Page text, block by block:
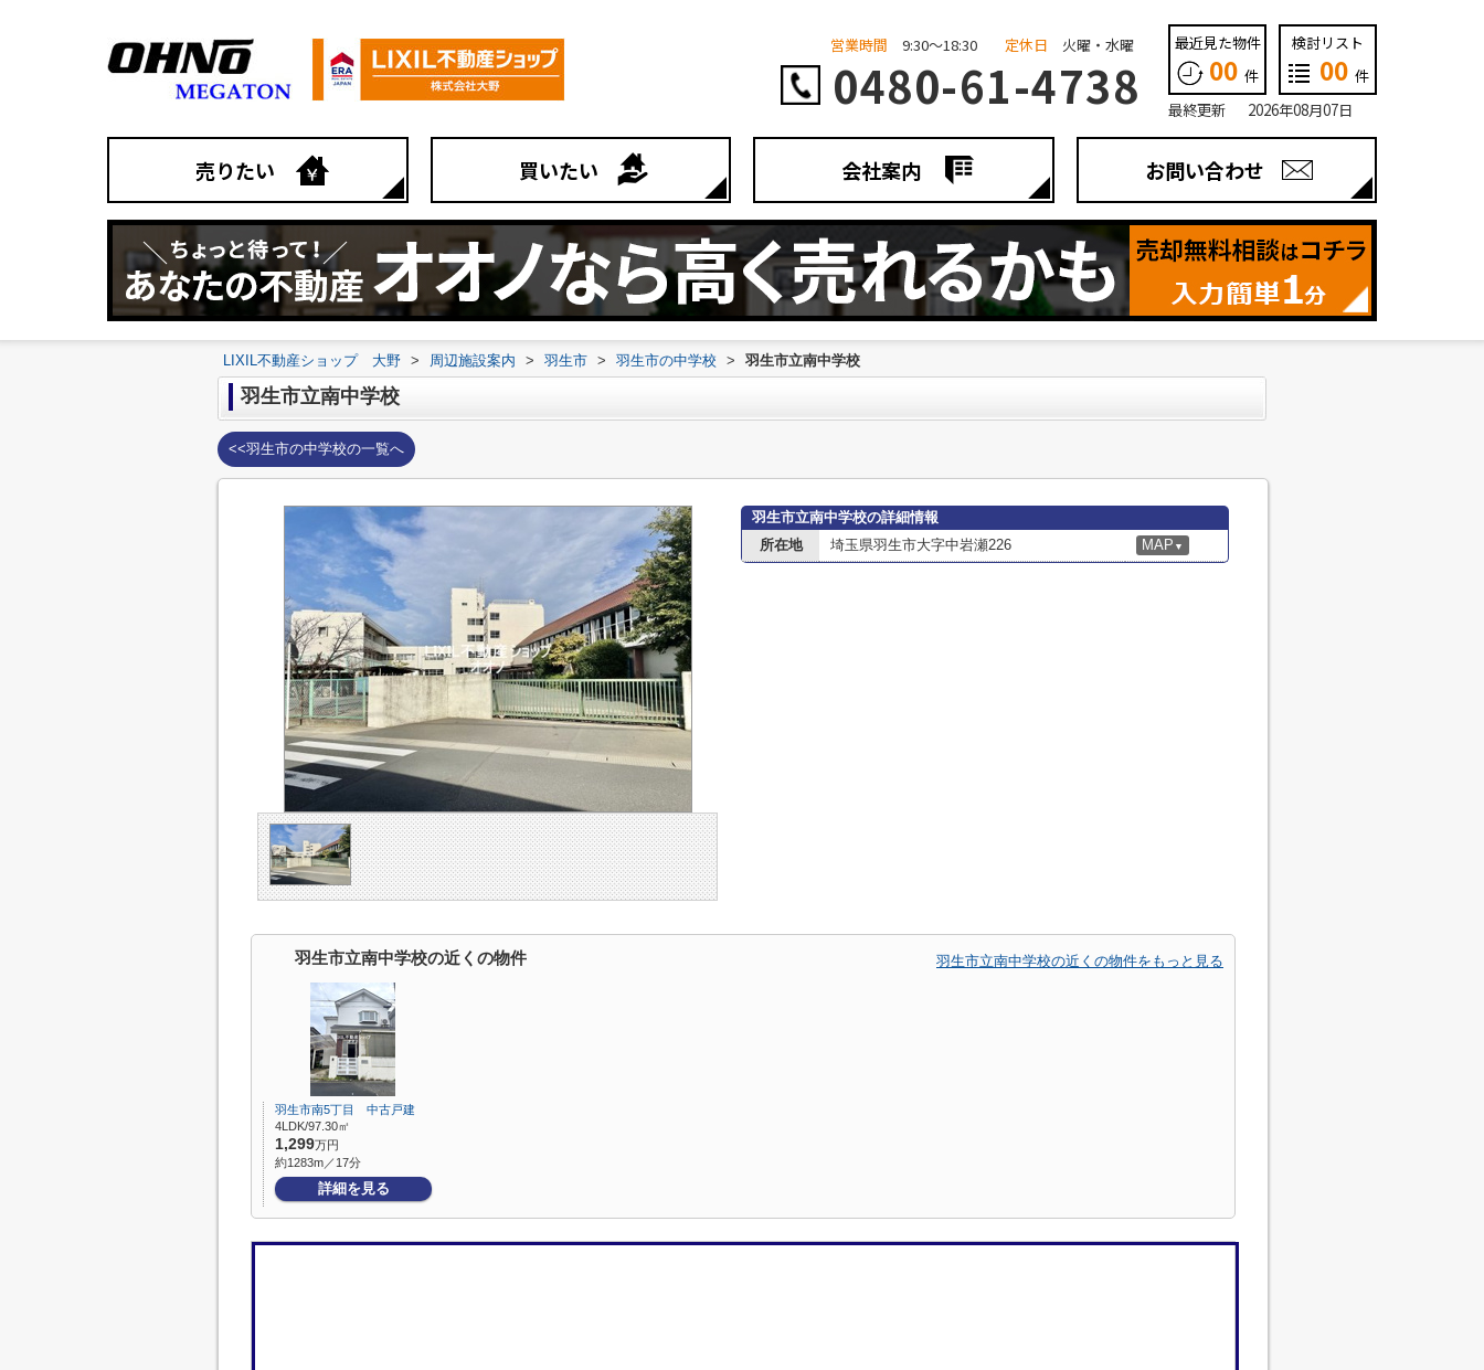
営業時間 9:30～18:30 定休日 火曜・水曜
0480-61-4738
最近見た物件
00 件
検討リスト
00 件
最終更新 2026年08月07日
売りたい 買いたい 会社案内 お問い合わせ
LIXIL不動産ショップ 大野 > 周辺施設案内 > 羽生市 > 羽生市の中学校 > 羽生市立南中学校
羽生市立南中学校
<<羽生市の中学校の一覧へ
羽生市立南中学校の詳細情報
所在地
埼玉県羽生市大字中岩瀬226 MAP ▼
羽生市立南中学校の近くの物件 羽生市立南中学校の近くの物件をもっと見る
羽生市南5丁目 中古戸建
4LDK/97.30㎡
1,299万円
約1283m／17分
詳細を見る